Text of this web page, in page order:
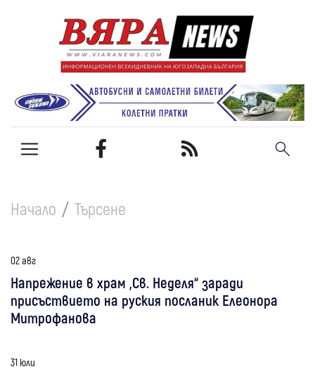
Начало Търсене
02 авг
Напрежение в храм „Св. Неделя“ заради
присъствието на руския посланик Елеонора
Митрофанова
31 юли